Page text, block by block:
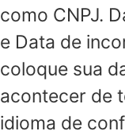
como CNPJ.
e Data de
coloque sua
acontecer de
idioma de